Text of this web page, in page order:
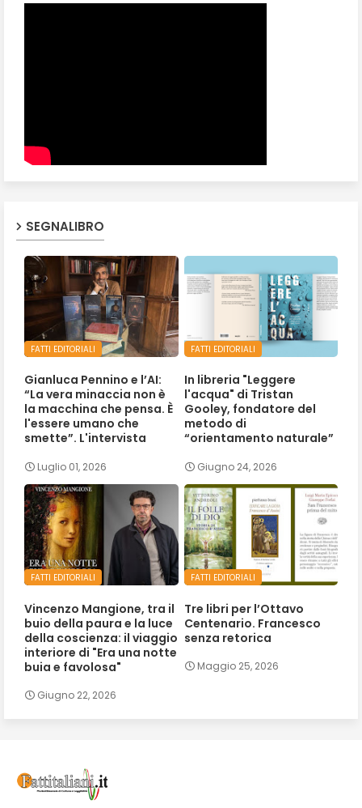
SEGNALIBRO
FATTI EDITORIALI
Gianluca Pennino e l’AI:
“La vera minaccia non è
la macchina che pensa. È
l'essere umano che
smette”. L'intervista
Luglio 01, 2026
FATTI EDITORIALI
In libreria "Leggere
l'acqua" di Tristan
Gooley, fondatore del
metodo di
“orientamento naturale”
Giugno 24, 2026
FATTI EDITORIALI
Vincenzo Mangione, tra il
buio della paura e la luce
della coscienza: il viaggio
interiore di "Era una notte
buia e favolosa"
Giugno 22, 2026
FATTI EDITORIALI
Tre libri per l’Ottavo
Centenario. Francesco
senza retorica
Maggio 25, 2026